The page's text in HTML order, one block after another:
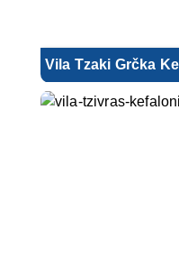
Vila Tzaki Grčka